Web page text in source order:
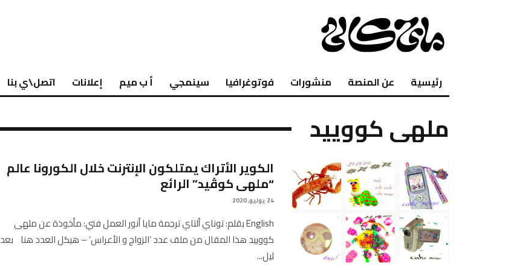
رئيسية عن المنصة منشورات فوتوغرافيا سينمجي أ ب ميم إعلانات اتصل\ي بنا
ملهى كووييد
الكوير الأتراك يمتلكون الإنترنت خلال الكورونا عالم
“ملهى كوڤيد” الرائع
24 يوليو, 2020
English بقلم: توناي ألتاي ترجمة مايا أنور العمل فني: مأخوذة عن ملهى
كووييد هذا المقال من ملف عدد ‘الزواج و الأعراس’ – هيكل العدد هنا بعد
ليل...